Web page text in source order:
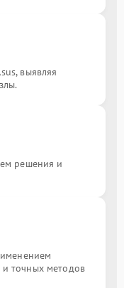
выявляя
решения и
точных методов